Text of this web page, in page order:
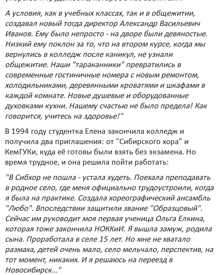
А условия, как в учебных классах, так и в общежитии,
создавал новый тогда директор Александр Васильевич
Иванов. Ему было непросто - на дворе были девяностые.
Низкий ему поклон за то, что на втором курсе, когда мы
вернулись в колледж после каникул, не узнали
общежитие. Наши "тараканники" превратились в
современные гостиничные номера с новым ремонтом,
холодильниками, деревянными кроватями и шкафами в
каждой комнате. Новые душевые и оборудованные
духовками кухни. Нашему счастью не было предела! Как
говорится, учитесь на здоровье!"
В 1994 году студентка Елена закончила колледж и
получила два приглашения: от "Сибирского хора" и
КемГУКи, куда её готовы были взять без экзамена. Но
время трудное, и она решила пойти работать:
"В Сибхор не пошла - устала худеть. Поехала преподавать
в родное село, где меня официально трудоустроили, когда
я была на практике. Создала хореографический ансамбль
"Любо". Впоследствии защитили звание "Образцовый".
Сейчас им руководит моя первая ученица Ольга Елкина,
которая тоже закончила НОККиИ. Я вышла замуж, родила
сына. Проработала в селе 15 лет. Но мне не хватало
размаха, детей очень мало, село мельчало, перспектив, на
тот момент, никаких. И я решаюсь на переезд в
Новосибирск..."